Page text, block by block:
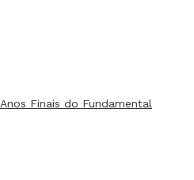
Anos Finais do Fundamental